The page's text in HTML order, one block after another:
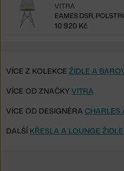
EAMES DSR,
VITRA
10 920 Kč
VÍCE Z KOLEKCE ŽIDLE A
VÍCE OD ZNAČKYVITRA
VÍCE OD DESIGNÉRA CHARLES
DALŠÍ KŘESLA A LOUNGE ŽIDLE